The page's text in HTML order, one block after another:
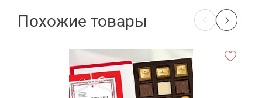
Похожие товары